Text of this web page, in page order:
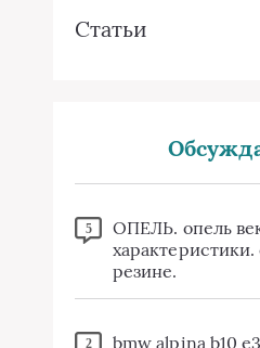
Статьи
5
ОПЕЛЬ. опель
резине.
2
bmw alpina b10